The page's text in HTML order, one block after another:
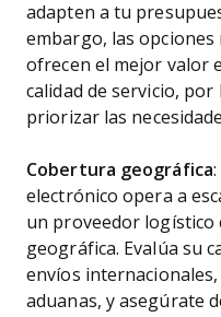
adapten a tu
embargo, las opciones
ofrecen el mejor valor
calidad de servicio,
priorizar las
Cobertura geográfica
electrónico opera a
un proveedor logístico
geográfica. Evalúa su
envíos
aduanas, y asegúrate